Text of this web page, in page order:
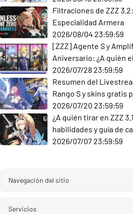
Filtraciones de ZZZ
Especialidad Armera
2026/08/04 23:59:59
[ZZZ] Agente S y
Aniversario: ¿A quién
2026/07/28 23:59:59
Resumen del
Rango S y skins gratis
2026/07/20 23:59:59
¿A quién tirar en ZZZ
habilidades y guía de
Dan
2026/07/07 23:59:59
Navegación del sitio
Servicios